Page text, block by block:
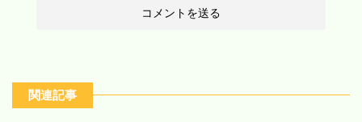
関連記事